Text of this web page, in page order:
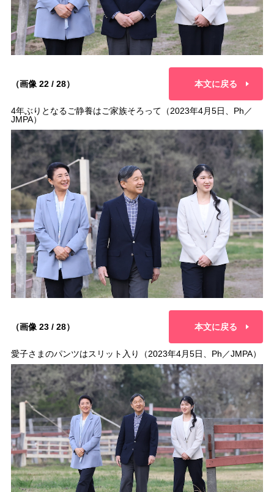
（画像 22 / 28） 本文に戻る
4年ぶりとなるご静養はご家族そろって（2023年4月5日、Ph／
JMPA）
（画像 23 / 28） 本文に戻る
愛子さまのパンツはスリット入り（2023年4月5日、Ph／JMPA）